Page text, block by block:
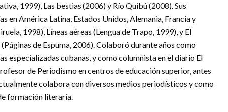
1999), Las bestias (2006) y Río Quibú (2008). Sus
en América Latina, Estados Unidos, Alemania, Francia y
1998), Líneas aéreas (Lengua de Trapo, 1999), y El
de Espuma, 2006). Colaboró durante años como
especializadas cubanas, y como columnista en el diario El
de Periodismo en centros de educación superior, antes
colabora con diversos medios periodísticos y como
formación literaria.